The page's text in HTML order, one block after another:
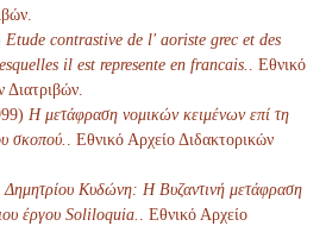
Etude contrastive de l' aoriste grec et des
il est represente en francais.
. Εθνικό
Διατριβών.
Η μετάφραση νομικών κειμένων επί τη
σκοπού.
. Εθνικό Αρχείο Διδακτορικών
Δημητρίου Κυδώνη: Η Βυζαντινή μετάφραση
έργου Soliloquia.
. Εθνικό Αρχείο